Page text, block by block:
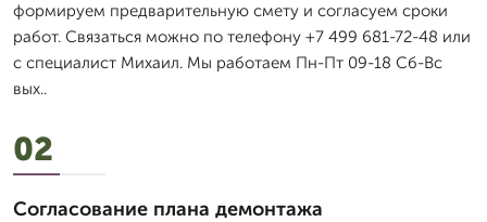
формируем предварительную смету и согласуем сроки
работ. Связаться можно по телефону +7 499 681-72-48 или
с специалист Михаил. Мы работаем Пн-Пт 09-18 Сб-Вс
вых..
02
Согласование плана демонтажа